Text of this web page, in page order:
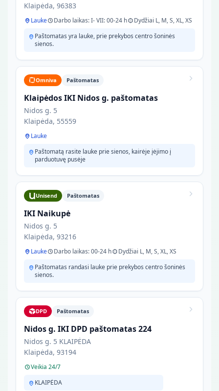
Klaipėda, 96383
Lauke Darbo laikas: I- VII: 00-24 h
Dydžiai L, M, S, XL, XS
Paštomatas yra lauke, prie prekybos centro šoninės
sienos.
Omniva Paštomatas
Klaipėdos IKI Nidos g. paštomatas
Nidos g. 5
Klaipėda, 55559
Lauke
Paštomatą rasite lauke prie sienos, kairėje įėjimo į
parduotuvę pusėje
Unisend Paštomatas
IKI Naikupė
Nidos g. 5
Klaipėda, 93216
Lauke Darbo laikas: 00-24 h
Dydžiai L, M, S, XL, XS
Paštomatas randasi lauke prie prekybos centro šoninės
sienos.
DPD Paštomatas
Nidos g. IKI DPD paštomatas 224
Nidos g. 5 KLAIPĖDA
Klaipėda, 93194
Veikia 24/7
KLAIPĖDA